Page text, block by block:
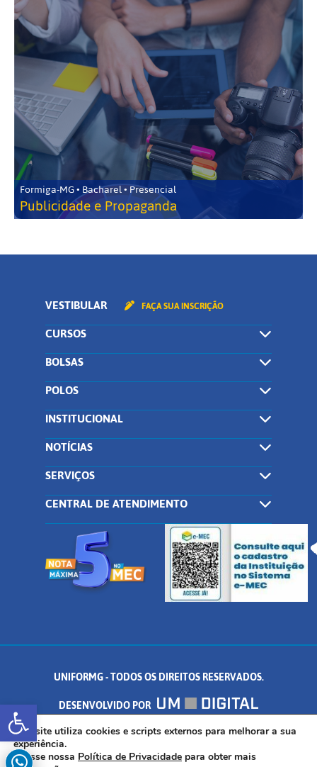
Abrir a barra de ferramentas
Formiga-MG • Bacharel • Presencial
Publicidade e Propaganda
VESTIBULAR FAÇA SUA INSCRIÇÃO
CURSOS
BOLSAS
POLOS
INSTITUCIONAL
NOTÍCIAS
SERVIÇOS
CENTRAL DE ATENDIMENTO
UNIFORMG - TODOS OS DIREITOS RESERVADOS.
DESENVOLVIDO POR
AV. DR. ARNALDO DE SENNA, 328 - PALMEIRAS, FORMIGA/MG - CEP:
35.574.530
Este site utiliza cookies e scripts externos para melhorar a sua
experiência.
Acesse nossa Política de Privacidade para obter mais